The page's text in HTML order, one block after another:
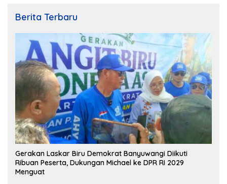
Berita Terbaru
Gerakan Laskar Biru Demokrat Banyuwangi Diikuti
Ribuan Peserta, Dukungan Michael ke DPR RI 2029
Menguat